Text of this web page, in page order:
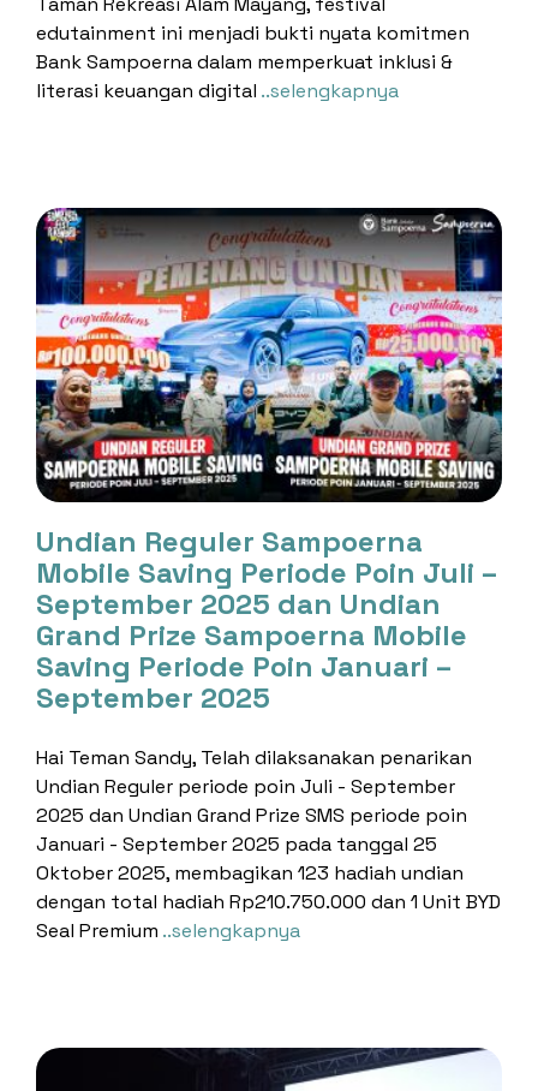
edutainment ini menjadi bukti nyata komitmen
Bank Sampoerna dalam memperkuat inklusi &
literasi keuangan digital ..selengkapnya
Undian Reguler Sampoerna
Mobile Saving Periode Poin Juli –
September 2025 dan Undian
Grand Prize Sampoerna Mobile
Saving Periode Poin Januari –
September 2025
Hai Teman Sandy, Telah dilaksanakan penarikan
Undian Reguler periode poin Juli - September
2025 dan Undian Grand Prize SMS periode poin
Januari - September 2025 pada tanggal 25
Oktober 2025, membagikan 123 hadiah undian
dengan total hadiah Rp210.750.000 dan 1 Unit BYD
Seal Premium ..selengkapnya